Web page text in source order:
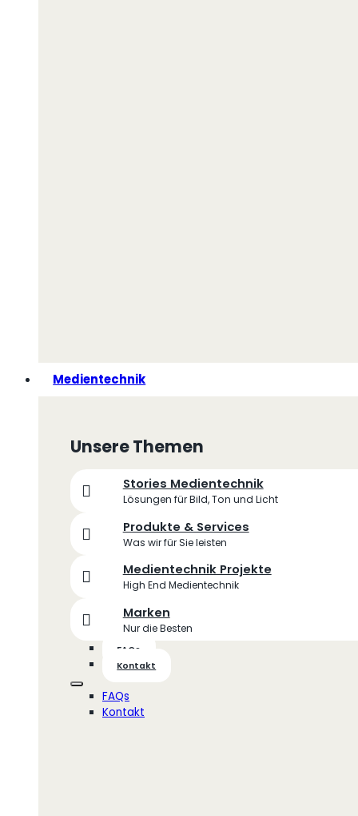
Medientechnik
Unsere Themen
Stories Medientechnik
Lösungen für Bild, Ton und Licht
Produkte & Services
Was wir für Sie leisten
Medientechnik Projekte
High End Medientechnik
Marken
Nur die Besten
FAQs
Kontakt
FAQs
Kontakt